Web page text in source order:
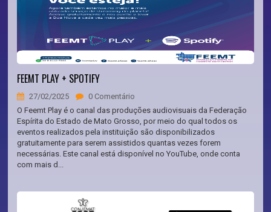
FEEMT PLAY + SPOTIFY
27/02/2025
0 Comentário
O Feemt Play é o canal das produções audiovisuais da Federação
Espírita do Estado de Mato Grosso, por meio do qual todos os
eventos realizados pela instituição são disponibilizados
gratuitamente para serem assistidos quantas vezes forem
necessárias. Este canal está disponível no YouTube, onde conta
com mais d...